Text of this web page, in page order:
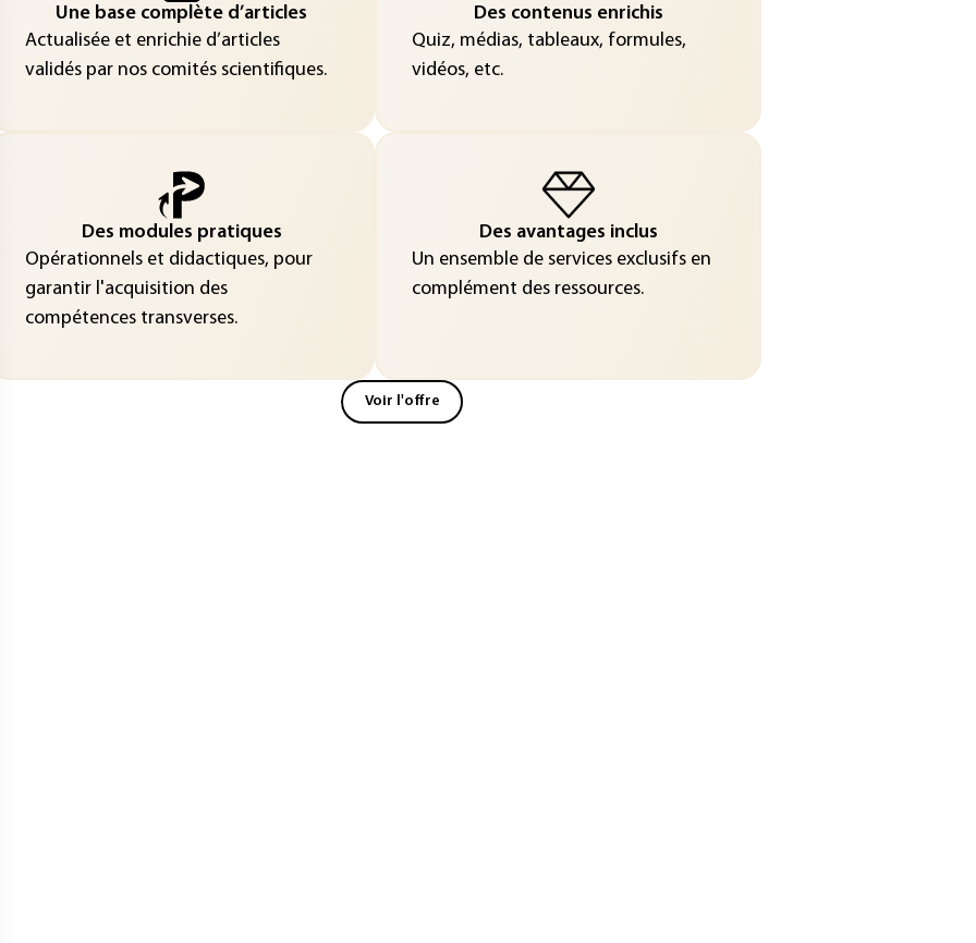
Une base complète d’articles
Actualisée et enrichie d’articles
validés par nos comités scientifiques.
Des contenus enrichis
Quiz, médias, tableaux, formules,
vidéos, etc.
Des modules pratiques
Opérationnels et didactiques, pour
garantir l'acquisition des
compétences transverses.
Des avantages inclus
Un ensemble de services exclusifs en
complément des ressources.
Voir l'offre